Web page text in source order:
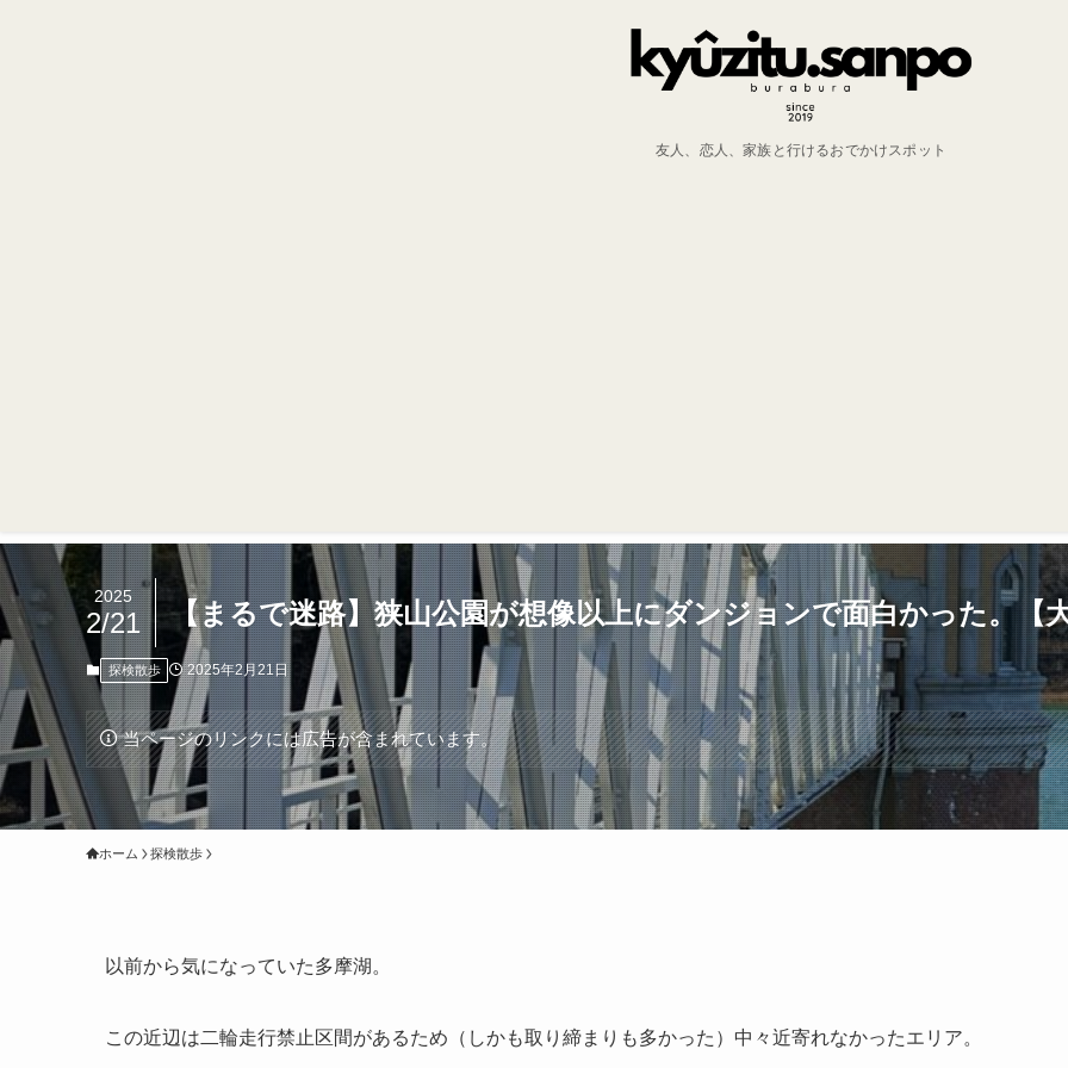
友人、恋人、家族と行けるおでかけスポット
【まるで迷路】狭山公園が想像以上にダンジョンで面白かった。【
2025
2/21
探検散歩 2025年2月21日
当ページのリンクには広告が含まれています。
ホーム 探検散歩
以前から気になっていた多摩湖。
この近辺は二輪走行禁止区間があるため（しかも取り締まりも多かった）中々近寄れなかったエリア。